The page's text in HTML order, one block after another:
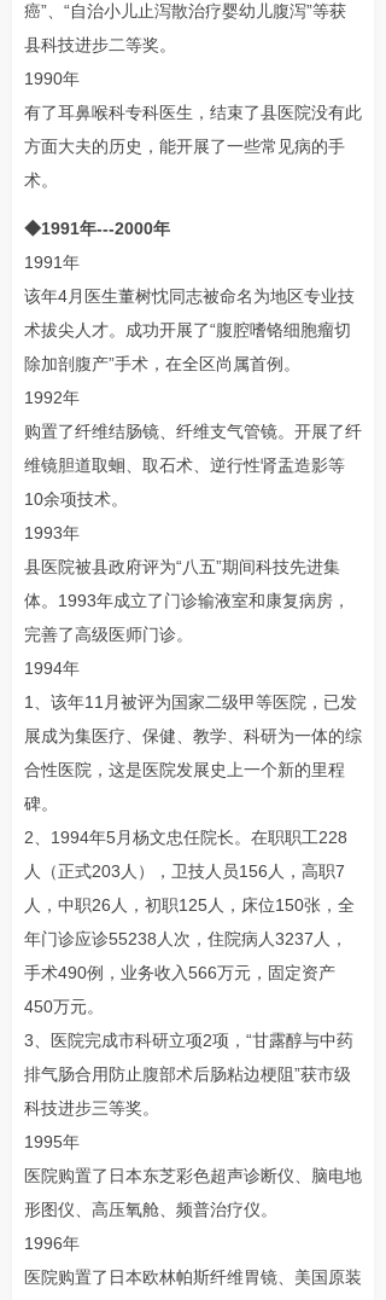
癌”、“自治小儿止泻散治疗婴幼儿腹泻”等获
县科技进步二等奖。
1990年
有了耳鼻喉科专科医生，结束了县医院没有此
方面大夫的历史，能开展了一些常见病的手
术。
◆1991年---2000年
1991年
该年4月医生董树忱同志被命名为地区专业技
术拔尖人才。成功开展了“腹腔嗜铬细胞瘤切
除加剖腹产”手术，在全区尚属首例。
1992年
购置了纤维结肠镜、纤维支气管镜。开展了纤
维镜胆道取蛔、取石术、逆行性肾盂造影等
10余项技术。
1993年
县医院被县政府评为“八五”期间科技先进集
体。1993年成立了门诊输液室和康复病房，
完善了高级医师门诊。
1994年
1、该年11月被评为国家二级甲等医院，已发
展成为集医疗、保健、教学、科研为一体的综
合性医院，这是医院发展史上一个新的里程
碑。
2、1994年5月杨文忠任院长。在职职工228
人（正式203人），卫技人员156人，高职7
人，中职26人，初职125人，床位150张，全
年门诊应诊55238人次，住院病人3237人，
手术490例，业务收入566万元，固定资产
450万元。
3、医院完成市科研立项2项，“甘露醇与中药
排气肠合用防止腹部术后肠粘边梗阻”获市级
科技进步三等奖。
1995年
医院购置了日本东芝彩色超声诊断仪、脑电地
形图仪、高压氧舱、频普治疗仪。
1996年
医院购置了日本欧林帕斯纤维胃镜、美国原装